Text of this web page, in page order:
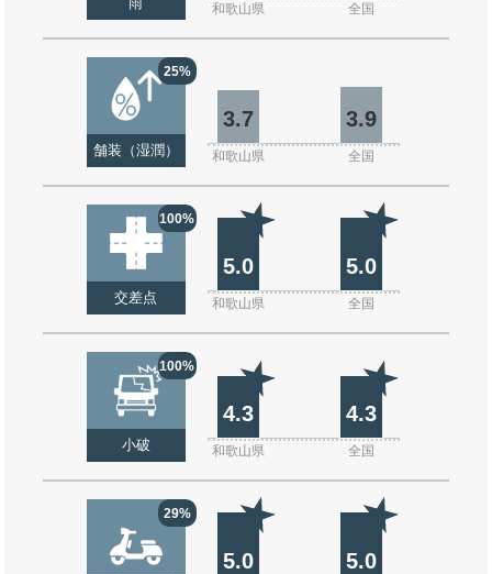
雨 和歌山県 全国
25%
舗装（湿潤）
3.7 3.9
和歌山県 全国
100%
交差点
5.0 5.0
和歌山県 全国
100%
小破
4.3 4.3
和歌山県 全国
29%
5.0 5.0